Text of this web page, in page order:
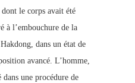
le corps avait été
à l’embouchure de la
dans un état de
avancé. L’homme,
une procédure de